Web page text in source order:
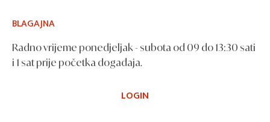
BLAGAJNA
Radno vrijeme ponedjeljak - subota od 09 do 13:30 sati
i 1 sat prije početka događaja.
LOGIN